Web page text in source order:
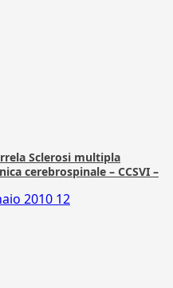
Sclerosi multipla
cerebrospinale – CCSVI –
2010 12